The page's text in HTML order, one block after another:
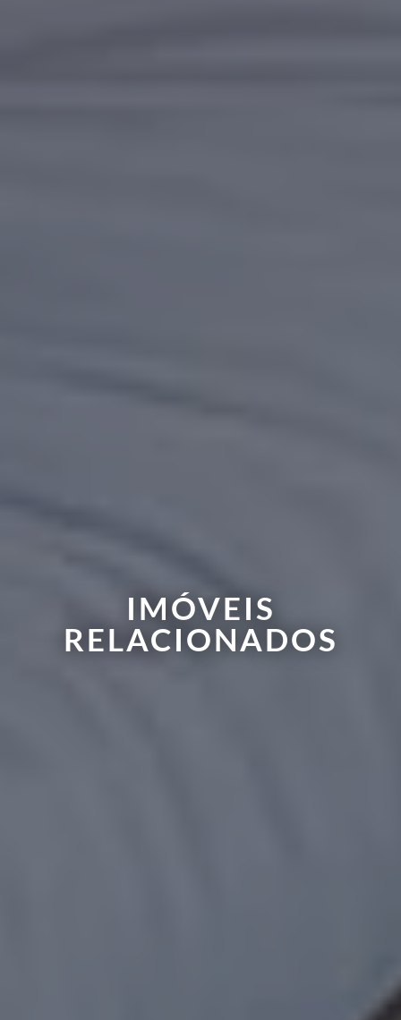
IMÓVEIS
RELACIONADOS